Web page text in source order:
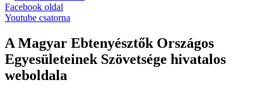
Facebook oldal
Youtube csatorna
A Magyar Ebtenyésztők Országos
Egyesületeinek Szövetsége hivatalos
weboldala